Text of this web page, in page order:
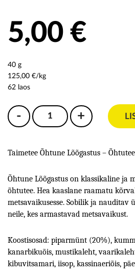
5,00 €
40 g
125,00 €/kg
62 laos
Taimetee Õhtune Lõõgastus –
Õhtune Lõõgastus on klassikaline ja
õhtutee. Hea kaaslane raamatu
metsavaikusesse. Sobilik ja nauditav
neile, kes armastavad metsavaikust.
Koostisosad: piparmünt (20%),
kanarbikuõis, mustikaleht,
kibuvitsamari, iisop, kassinaeriõis,